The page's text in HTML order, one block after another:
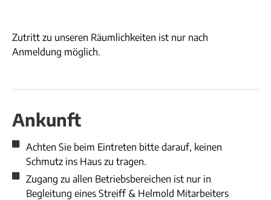
Zutritt zu unseren Räumlichkeiten ist nur nach
Anmeldung möglich.
Ankunft
Achten Sie beim Eintreten bitte darauf, keinen
Schmutz ins Haus zu tragen.
Zugang zu allen Betriebsbereichen ist nur in
Begleitung eines Streiff & Helmold Mitarbeiters